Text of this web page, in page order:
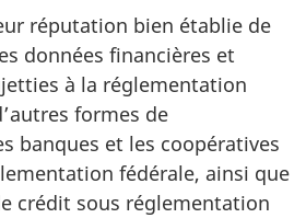
réputation bien établie de
données financières et
à la réglementation
formes de
banques et les coopératives
fédérale, ainsi que
crédit sous réglementation